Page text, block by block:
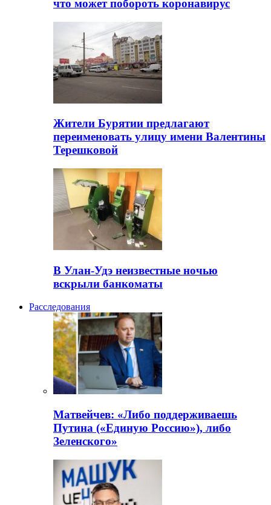
что может побороть коронавирус
Жители Бурятии предлагают
переименовать улицу имени Валентины
Терешковой
В Улан-Удэ неизвестные ночью
вскрыли банкоматы
Расследования
Матвейчев: «Либо поддерживаешь
Путина («Единую Россию»), либо
Зеленского»